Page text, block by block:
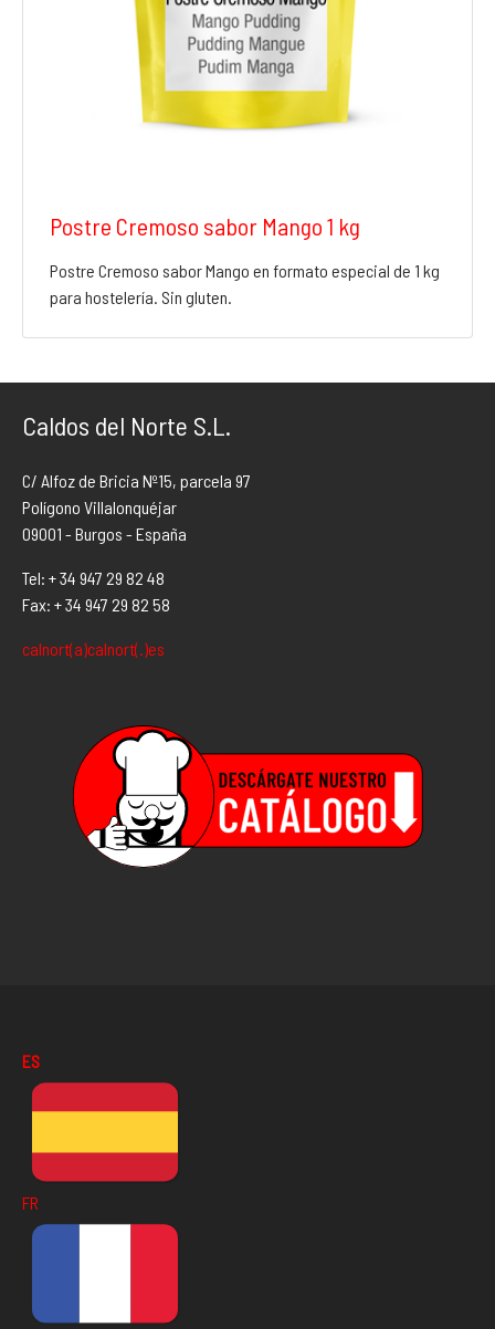
Postre Cremoso sabor Mango 1 kg
Postre Cremoso sabor Mango en formato especial de 1 kg
para hostelería. Sin gluten.
Caldos del Norte S.L.
C/ Alfoz de Bricia Nº15, parcela 97
Polígono Villalonquéjar
09001 - Burgos - España
Tel: + 34 947 29 82 48
Fax: + 34 947 29 82 58
calnort(a)calnort(.)es
ES
FR